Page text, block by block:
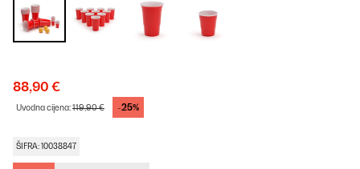
88,90 €
Uvodna cijena:119,90 € -25%
ŠIFRA: 10038847